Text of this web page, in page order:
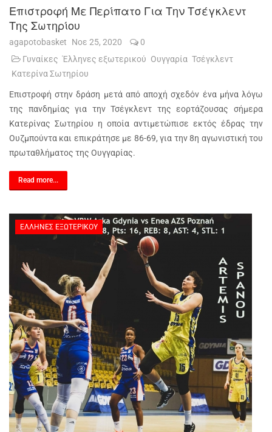
Επιστροφή Με Περίπατο Για Την Τσέγκλεντ
Της Σωτηρίου
agapotobasket Νοε 25, 2020
0
Γυναίκες Έλληνες εξωτερικού Ουγγαρία Τσέγκλεντ
Κατερίνα Σωτηρίου
Επιστροφή στην δράση μετά από αποχή σχεδόν ένα μήνα λόγω
της πανδημίας για την Τσέγκλεντ της εορτάζουσας σήμερα
Κατερίνας Σωτηρίου η οποία αντιμετώπισε εκτός έδρας την
Ουζμπούντα και επικράτησε με 86-69, για την 8η αγωνιστική του
πρωταθλήματος της Ουγγαρίας.
Read more...
ΈΛΛΗΝΕΣ ΕΞΩΤΕΡΙΚΟΎ